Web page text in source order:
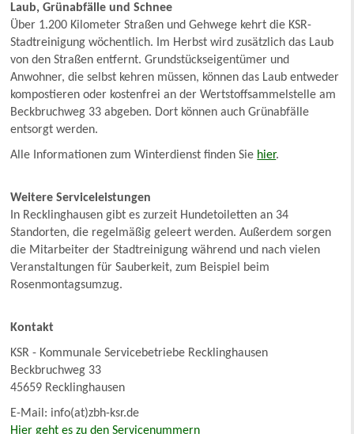
Laub, Grünabfälle und Schnee
Über 1.200 Kilometer Straßen und Gehwege kehrt die KSR-
Stadtreinigung wöchentlich. Im Herbst wird zusätzlich das Laub
von den Straßen entfernt. Grundstückseigentümer und
Anwohner, die selbst kehren müssen, können das Laub entweder
kompostieren oder kostenfrei an der Wertstoffsammelstelle am
Beckbruchweg 33 abgeben. Dort können auch Grünabfälle
entsorgt werden.
Alle Informationen zum Winterdienst finden Sie hier.
Weitere Serviceleistungen
In Recklinghausen gibt es zurzeit Hundetoiletten an 34
Standorten, die regelmäßig geleert werden. Außerdem sorgen
die Mitarbeiter der Stadtreinigung während und nach vielen
Veranstaltungen für Sauberkeit, zum Beispiel beim
Rosenmontagsumzug.
Kontakt
KSR - Kommunale Servicebetriebe Recklinghausen
Beckbruchweg 33
45659 Recklinghausen
E-Mail: info(at)zbh-ksr.de
Hier geht es zu den Servicenummern